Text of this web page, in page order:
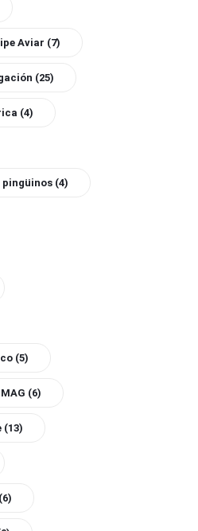
Aviar (7)
(25)
(4)
pingüinos (4)
(5)
(6)
(13)
(6)